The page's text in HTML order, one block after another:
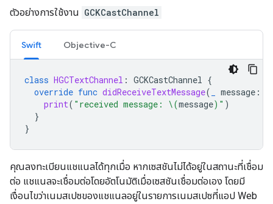
ตัวอย่างการใช้งาน GCKCastChannel
Swift Objective-C
class HGCTextChannel : GCKCastChannel {
override func didReceiveTextMessage( message :
print( "received message: \(message) " )
}
}
คุณลงทะเบียนแชแนลได้ทุกเมื่อ หากเซสชันไม่ได้อยู่ในสถานะที่เชื่อม
ต่อ แชแนลจะเชื่อมต่อโดยอัตโนมัติเมื่อเซสชันเชื่อมต่อเอง โดยมี
เงื่อนไขว่าเนมสเปซของแชแนลอยู่ในรายการเนมสเปซที่แอป Web